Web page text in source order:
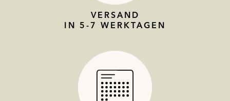
VERSAND
IN 5-7 WERKTAGEN